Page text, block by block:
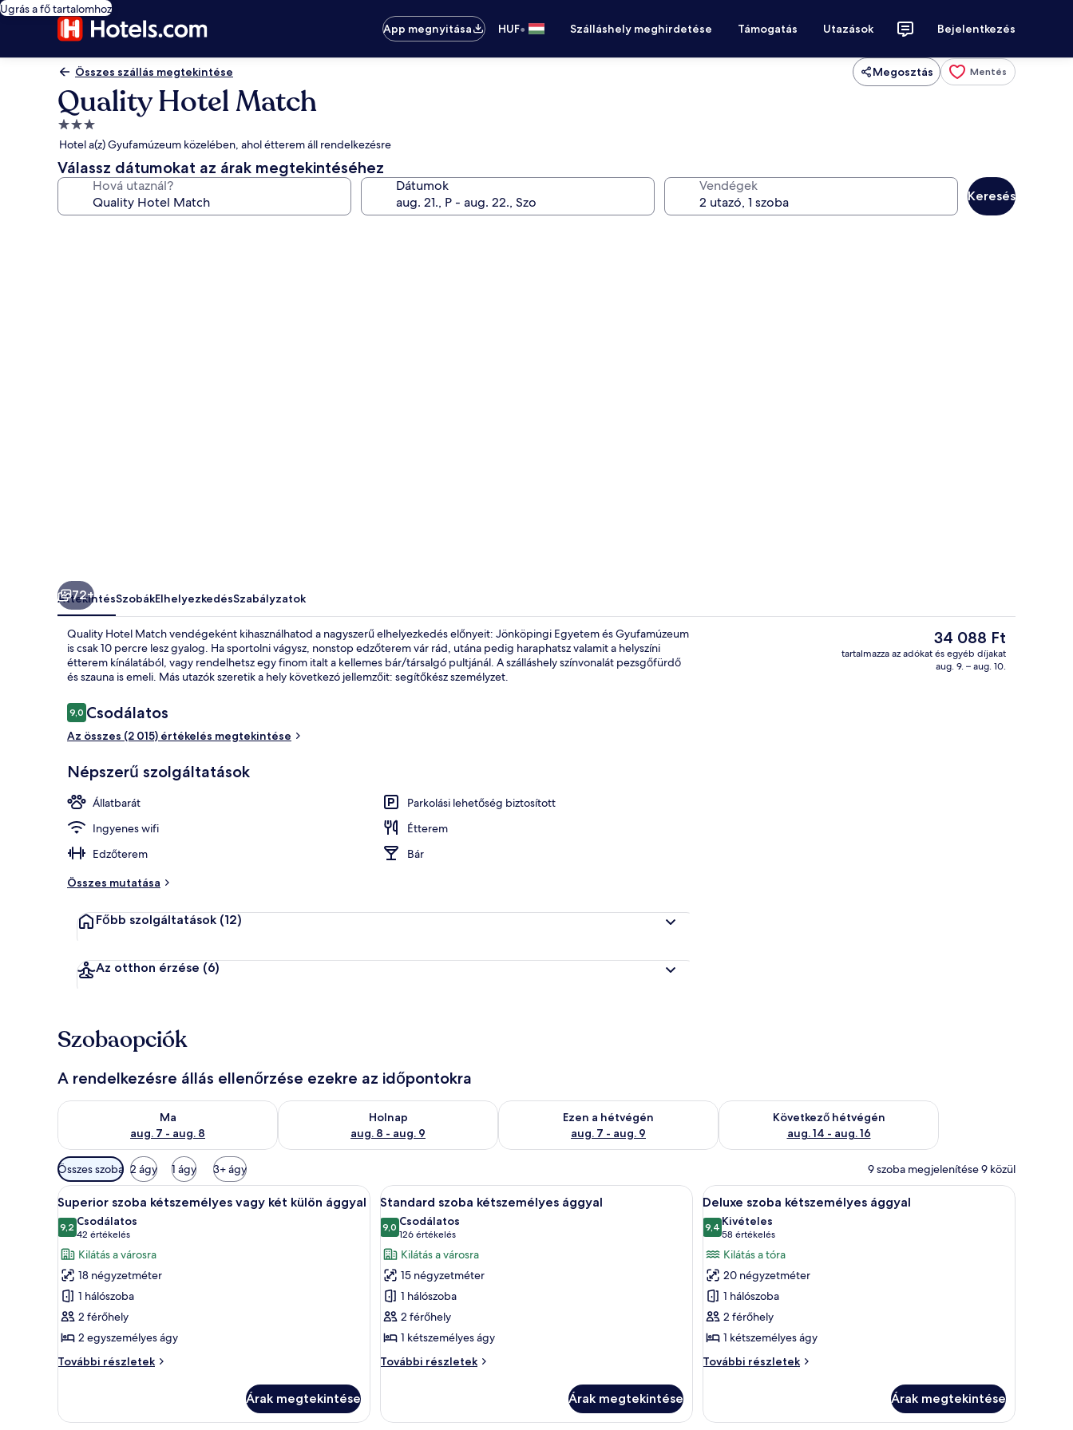
Ugrás a fő tartalomhoz
App megnyitása
HUF• Szálláshely meghirdetése Támogatás Utazások Bejelentkezés
Összes szállás megtekintése Megosztás Mentés
Quality Hotel Match
3.0
csillagos
szálláshely
Hotel a(z) Gyufamúzeum közelében, ahol étterem áll rendelkezésre
Válassz dátumokat az árak megtekintéséhez
Hová utaznál? Dátumok Vendégek
Keresés
Deluxe szoba kétszemélyes ággyal |
72+
ÁttekintésSzobákElhelyezkedésSzabályzatok
Quality Hotel Match vendégeként kihasználhatod a nagyszerű elhelyezkedés előnyeit: Jönköpingi Egyetem és Gyufamúzeum
is csak 10 percre lesz gyalog. Ha sportolni vágysz, nonstop edzőterem vár rád, utána pedig haraphatsz valamit a helyszíni
étterem kínálatából, vagy rendelhetsz egy finom italt a kellemes bár/társalgó pultjánál. A szálláshely színvonalát pezsgőfürdő
és szauna is emeli. Más utazók szeretik a hely következó jellemzőit: segítőkész személyzet.
Értékelések
9,09,0 ennyiből: 10
Csodálatos
Az összes (2 015) értékelés megtekintése
Népszerű szolgáltatások
Állatbarát
Parkolási lehetőség biztosított
Ingyenes wifi
Étterem
Edzőterem
Bár
Összes mutatása
Főbb szolgáltatások (12)
Az otthon érzése (6)
A
jelenlegi
ár
34 088 Ft
tartalmazza az adókat és egyéb díjakat
aug. 9. – aug. 10.
Szobaopciók
A rendelkezésre állás ellenőrzése ezekre az időpontokra
Ma
aug. 7 - aug. 8
A ma esti rendelkezésre állás ellenőrzése: aug. 7 - aug. 8
Holnap
aug. 8 - aug. 9
A holnapi rendelkezésre állás ellenőrzése: aug. 8 - aug. 9
Ezen a hétvégén
aug. 7 - aug. 9
A mostani hétvégi rendelkezésre állás ellenőrzése: aug. 7 - aug. 9
Következő hétvégén
aug. 14 - aug. 16
A következő hétvégi rendelkezésre állás ellenőrzése: aug. 14 -
Szobákhoz
rendelkezésre
álló
szűrők
Összes szoba 2 ágy 1 ágy 3+ ágy 9 szoba megjelenítése 9 közül
A
következő
szoba
összes
képének
megtekintése:
Superior
szoba
kétszemélyes
vagy
ággyal
Egy szállodai szoba, amelyben található egy ágy, egy íróasztal, egy szék és egy nagy ablak, melyből kilátás nyílik a városra.
9
Superior szoba kétszemélyes vagy két külön ággyal
9,210-ből 9,2
Csodálatos
42 értékelés
(42
értékelés)
Kilátás a városra
18 négyzetméter
1 hálószoba
2 férőhely
2 egyszemélyes ágy
További részletek
Superior
két
Árak megtekintése
A
következő
szoba
összes
képének
megtekintése:
Standard
szoba
kétszemélyes
ággyal
Egy szállodai szoba, amelyben van egy ágy, egy íróasztal lámpával, és az ablakon keresztül egy városra nyílik a
8
Standard szoba kétszemélyes ággyal
9,010-ből 9,0
Csodálatos
126 értékelés
(126
értékelés)
Kilátás a városra
15 négyzetméter
1 hálószoba
2 férőhely
1 kétszemélyes ágy
További részletek
Standard
további
Árak megtekintése
A
következő
szoba
összes
képének
megtekintése:
Deluxe
szoba
kétszemélyes
ággyal
Egy szállodai szoba, amelyben található egy
7
Deluxe szoba kétszemélyes ággyal
9,410-ből 9,4
Kivételes
58 értékelés
(58
értékelés)
Kilátás a tóra
20 négyzetméter
1 hálószoba
2 férőhely
1 kétszemélyes ágy
További részletek
Deluxe
további
Árak megtekintése